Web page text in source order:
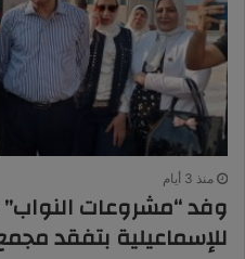
منذ 3 أيام
وفد “مشروعات النواب”
للإسماعيلية بتفقد